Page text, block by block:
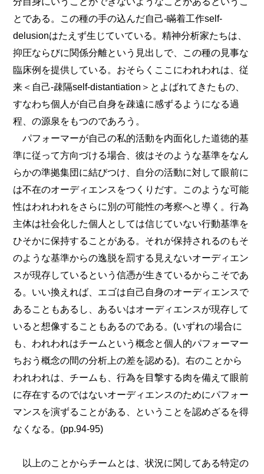
とである。この種の手の込んだ自己‐瞞着工作self-
delusionはたえず生じていている。精神分析家たちは、
抑圧ならびに関係分離という見出しで、この種の見事な
臨床例を提供している。おそらくここにわれわれは、従
来＜自己‐疎隔self-distantiation＞とよばれてきたもの、
すなわち個人が自己自身を疎遠に感ずるようになる過
程、の源泉をもつのであろう。
パフォーマーが自己の私的活動を内面化した道徳的基
準に従って方向づける場合、彼はそのような基準をなん
らかの準拠集団に結びつけ、自分の活動に対して眼前に
は不在のオーディエンスをつくりだす。このような可能
性はわれわれをさらに別の可能性の考察へと導く。行為
主体は社会化した個人としては信じていない行動基準を
ひそかに保持することがある。それが保持されるのもそ
のような基準からの逸脱を罰する見えないオーディエン
スが現存しているという信憑が生きているからこそであ
る。いい換えれば、エゴは自己自身のオーディエンスで
あることもあるし、あるいはオーディエンスが現存して
いると想像することもあるのである。(いずれの場合に
も、われわれはチームという概念と個人的パフォーマー
ちおう概念の間の分析上の差を認める)。右のことから
われわれは、チームも、行為を目撃する肉を備えて眼前
に存在するのではないオーディエンスのためにパフォー
マンスを演ずることがある、ということを認めざるを得
なくなる。(pp.94-95)
以上のことからチームとは、状況に関してある特定の